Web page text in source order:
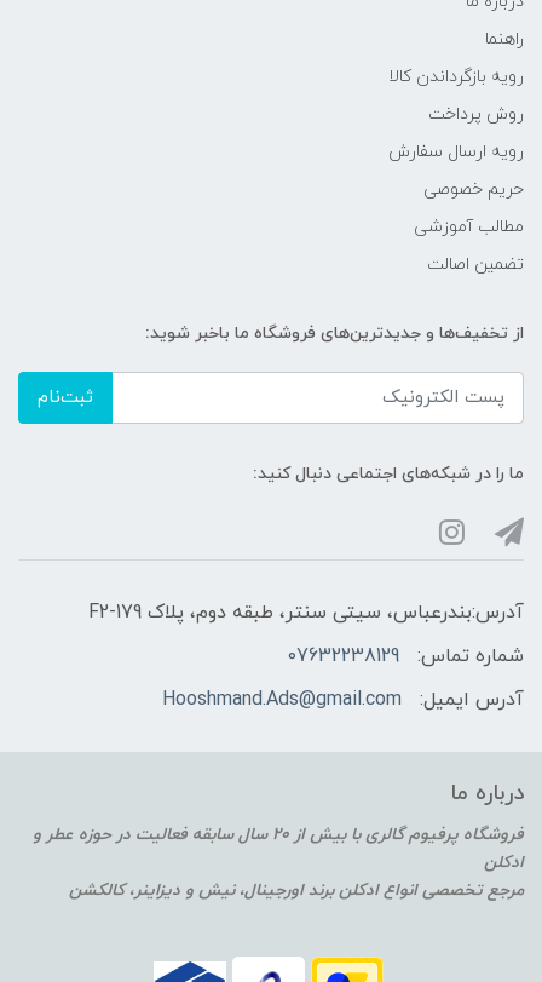
راهنما
رویه‌ بازگرداندن کالا
روش پرداخت
رویه ارسال سفارش
حریم خصوصی
مطالب آموزشی
تضمین اصالت
از تخفیف‌ها و جدیدترین‌های فروشگاه ما باخبر شوید:
ثبت‌نام
ما را در شبکه‌های اجتماعی دنبال کنید:
آدرس:بندرعباس، سیتی سنتر، طبقه دوم، پلاک F2-179
شماره تماس:
07632238129
آدرس ایمیل:
Hooshmand.Ads@gmail.com
درباره ما
فروشگاه پرفیوم گالری با بیش از 20 سال سابقه فعالیت در حوزه عطر و
ادکلن
مرجع تخصصی انواع ادکلن برند اورجینال، نیش و دیزاینر، کالکشن